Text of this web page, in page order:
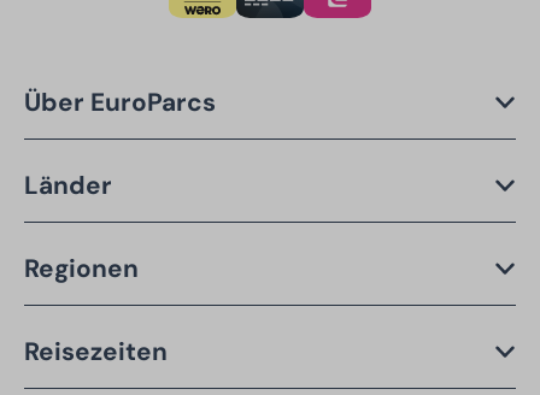
Über EuroParcs
Länder
Regionen
Reisezeiten